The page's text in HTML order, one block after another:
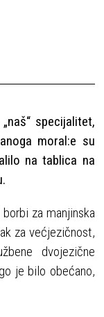
specijalitet,
moral:e su
na tablica na
za manjinska
za većjezičnost,
dvojezične
je bilo obećano,